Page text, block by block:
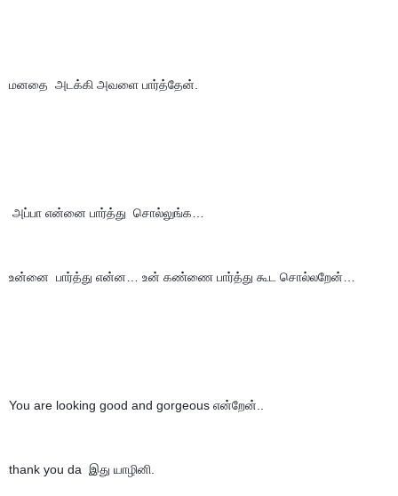
மனதை  அடக்கி அவளை பார்த்தேன்.
அப்பா என்னை பார்த்து  சொல்லுங்க…
உன்னை  பார்த்து என்ன… உன் கண்ணை பார்த்து கூட சொல்லறேன்…
You are looking good and gorgeous என்றேன்..
thank you da  இது யாழினி.